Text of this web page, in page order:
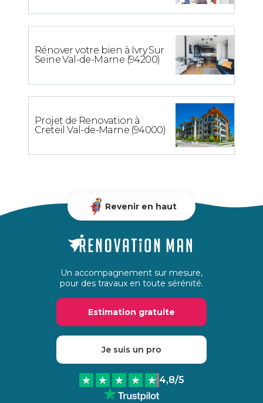
Rénover votre bien à Ivry Sur
Seine Val-de-Marne (94200)
Projet de Renovation à
Creteil Val-de-Marne (94000)
Revenir en haut
Un accompagnement sur mesure,
pour des travaux en toute sérénité.
Estimation gratuite
Je suis un pro
4,8/5